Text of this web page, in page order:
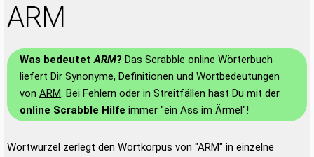
ARM
Was bedeutetARM? Das Scrabble online Wörterbuch
liefert Dir Synonyme, Definitionen und Wortbedeutungen
von ARM. Bei Fehlern oder in Streitfällen hast Du mit der
online Scrabble Hilfe immer "ein Ass im Ärmel"!
Wortwurzel zerlegt den Wortkorpus von "ARM" in einzelne